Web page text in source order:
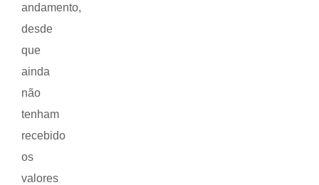
andamento,
desde
que
ainda
não
tenham
recebido
os
valores